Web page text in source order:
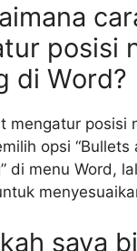
posisi
di Word?
mengatur posisi
opsi “Bullets
di menu Word,
saya